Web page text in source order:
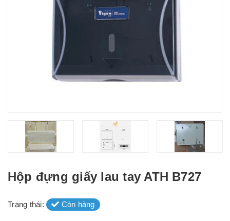
Hộp đựng giấy lau tay ATH B727
Trạng thái: Còn hàng